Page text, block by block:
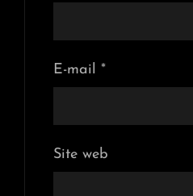
E-mail *
Site web